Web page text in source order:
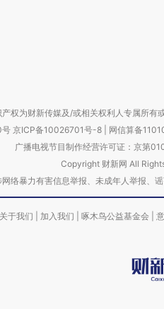
权为财新传媒及/或相关权利人专属所有
号京ICP备10026701号-8 网信算备
广播电视节目制作经营许可证：京第
Copyright 财新网 All
网络暴力有害信息举报、未成年人举报
关于我们 加入我们 啄木鸟公益基金会